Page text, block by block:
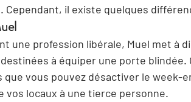
Cependant, il existe quelques
une profession libérale, Muel met à
destinées à équiper une porte blindée.
vous pouvez désactiver le week-
vos locaux à une tierce personne.